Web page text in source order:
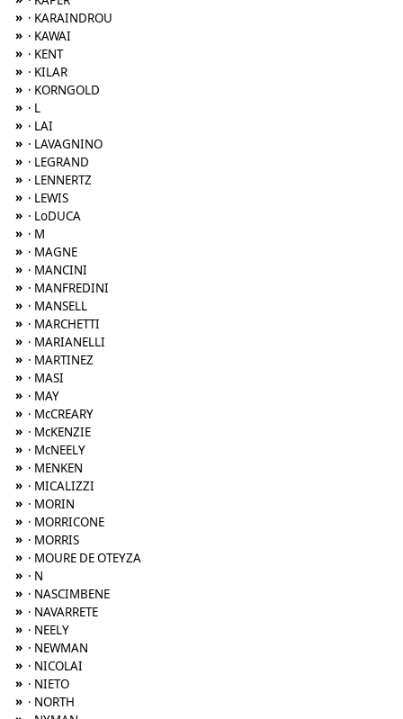
» · KARAINDROU
» · KAWAI
» · KENT
» · KILAR
» · KORNGOLD
» · L
» · LAI
» · LAVAGNINO
» · LEGRAND
» · LENNERTZ
» · LEWIS
» · LoDUCA
» · M
» · MAGNE
» · MANCINI
» · MANFREDINI
» · MANSELL
» · MARCHETTI
» · MARIANELLI
» · MARTINEZ
» · MASI
» · MAY
» · McCREARY
» · McKENZIE
» · McNEELY
» · MENKEN
» · MICALIZZI
» · MORIN
» · MORRICONE
» · MORRIS
» · MOURE DE OTEYZA
» · N
» · NASCIMBENE
» · NAVARRETE
» · NEELY
» · NEWMAN
» · NICOLAI
» · NIETO
» · NORTH